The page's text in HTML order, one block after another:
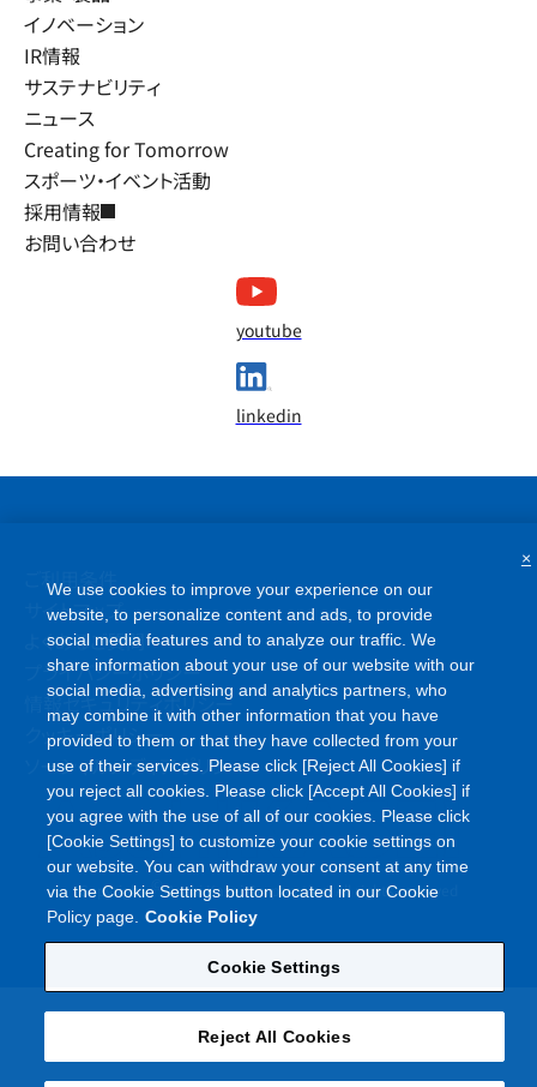
イノベーション
IR情報
サステナビリティ
ニュース
Creating for Tomorrow
スポーツ・イベント活動
採用情報
お問い合わせ
youtube
linkedin
ご利用条件
サイトマップ
よくあるご質問
プライバシーポリシー
情報セキュリティポリシー
クッキーポリシー
ソーシャルメディアポリシー
Copyright ©Asahi Kasei Corporation. All rights reserved
social media features and to analyze our traffic. We
share information about your use of our website with our
social media, advertising and analytics partners, who
may combine it with other information that you have
provided to them or that they have collected from your
use of their services. Please click [Reject All Cookies] if
you reject all cookies. Please click [Accept All Cookies] if
you agree with the use of all of our cookies. Please click
[Cookie Settings] to customize your cookie settings on
our website. You can withdraw your consent at any time
via the Cookie Settings button located in our Cookie
Policy page. Cookie Policy
Cookie Settings
Reject All Cookies